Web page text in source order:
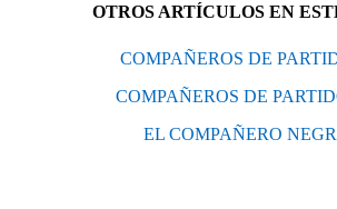
OTROS ARTÍCULOS EN
COMPAÑEROS DE
COMPAÑEROS DE
EL COMPAÑERO